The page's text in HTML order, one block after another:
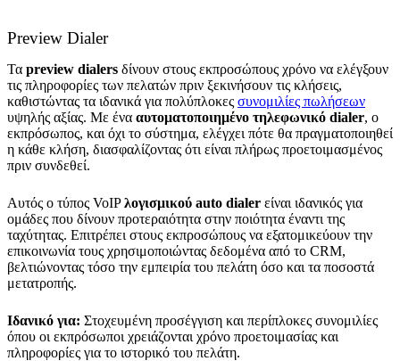
Preview Dialer
Τα preview dialers δίνουν στους εκπροσώπους χρόνο να ελέγξουν
τις πληροφορίες των πελατών πριν ξεκινήσουν τις κλήσεις,
καθιστώντας τα ιδανικά για πολύπλοκες συνομιλίες πωλήσεων
υψηλής αξίας. Με ένα αυτοματοποιημένο τηλεφωνικό dialer, ο
εκπρόσωπος, και όχι το σύστημα, ελέγχει πότε θα πραγματοποιηθεί
η κάθε κλήση, διασφαλίζοντας ότι είναι πλήρως προετοιμασμένος
πριν συνδεθεί.
Αυτός ο τύπος VoIPλογισμικού auto dialer είναι ιδανικός για
ομάδες που δίνουν προτεραιότητα στην ποιότητα έναντι της
ταχύτητας. Επιτρέπει στους εκπροσώπους να εξατομικεύουν την
επικοινωνία τους χρησιμοποιώντας δεδομένα από το CRM,
βελτιώνοντας τόσο την εμπειρία του πελάτη όσο και τα ποσοστά
μετατροπής.
Ιδανικό για: Στοχευμένη προσέγγιση και περίπλοκες συνομιλίες
όπου οι εκπρόσωποι χρειάζονται χρόνο προετοιμασίας και
πληροφορίες για το ιστορικό του πελάτη.